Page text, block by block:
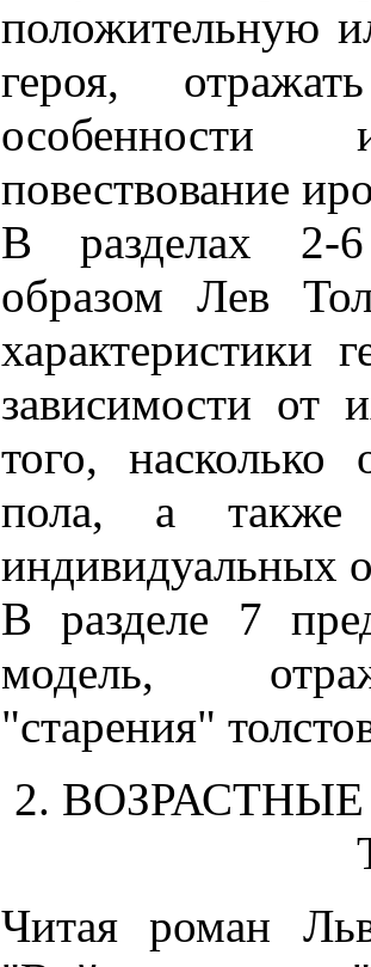
положительную
героя,
повествование
В разделах 2-6
образом Лев
зависимости от
того,
пола, а также
индивидуальных
В разделе 7
модель,
"старения"
2.
Читая роман